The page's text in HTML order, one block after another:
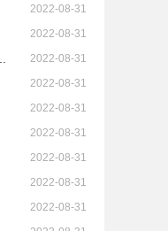
2022-08-31
2022-08-31
2022-08-31
2022-08-31
2022-08-31
2022-08-31
2022-08-31
2022-08-31
2022-08-31